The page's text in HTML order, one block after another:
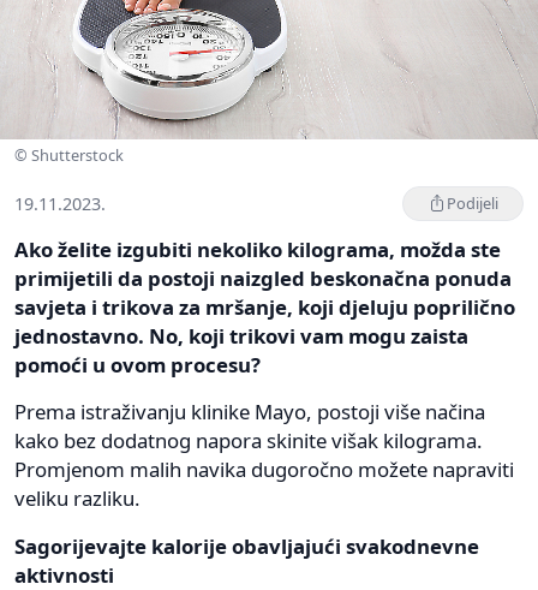
© Shutterstock
19.11.2023. Podijeli
Ako želite izgubiti nekoliko kilograma, možda ste
primijetili da postoji naizgled beskonačna ponuda
savjeta i trikova za mršanje, koji djeluju poprilično
jednostavno. No, koji trikovi vam mogu zaista
pomoći u ovom procesu?
Prema istraživanju klinike Mayo, postoji više načina
kako bez dodatnog napora skinite višak kilograma.
Promjenom malih navika dugoročno možete napraviti
veliku razliku.
Sagorijevajte kalorije obavljajući svakodnevne
aktivnosti